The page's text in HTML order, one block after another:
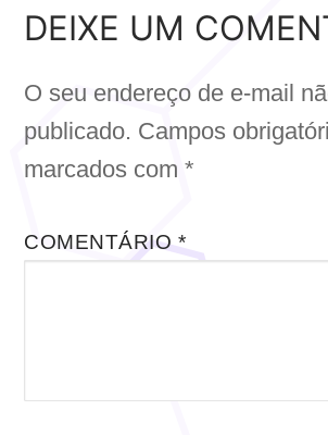
DEIXE UM
O seu endereço de e-mail
publicado. Campos
marcados com *
COMENTÁRIO*